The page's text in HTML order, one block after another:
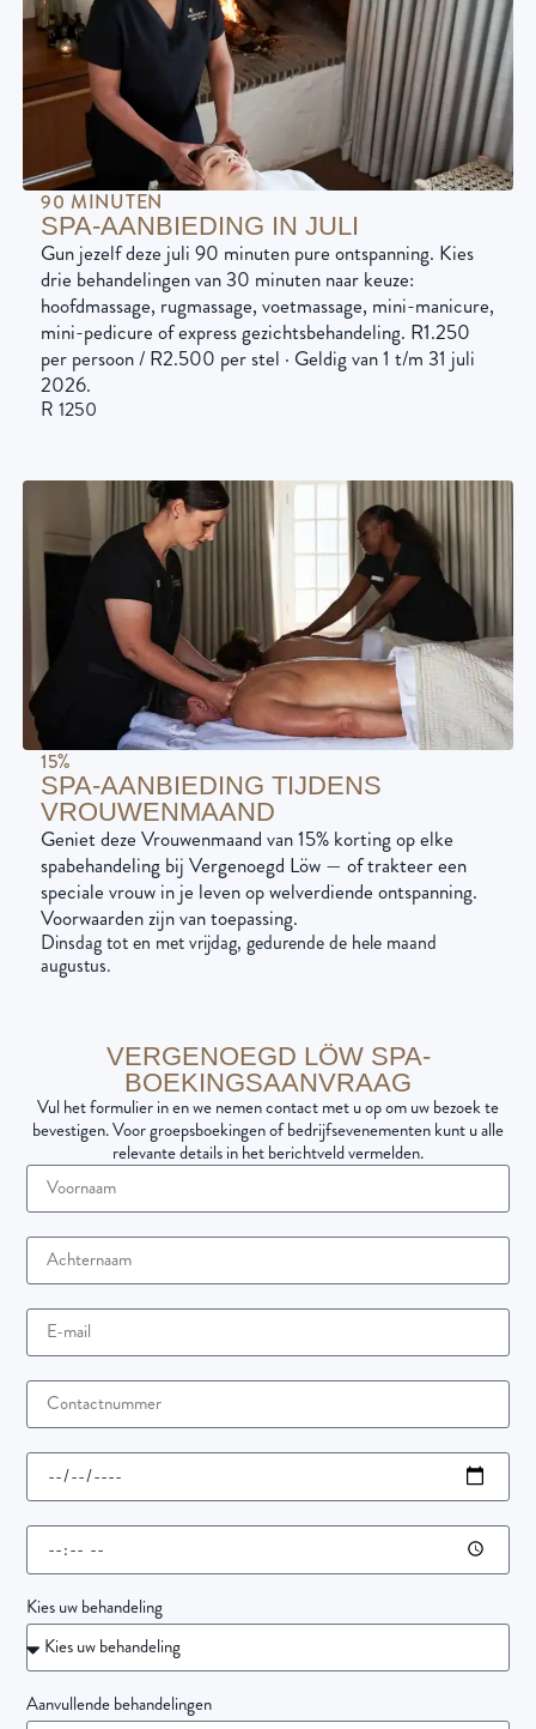
90 MINUTEN
SPA-AANBIEDING IN JULI
Gun jezelf deze juli 90 minuten pure ontspanning. Kies
drie behandelingen van 30 minuten naar keuze:
hoofdmassage, rugmassage, voetmassage, mini-manicure,
mini-pedicure of express gezichtsbehandeling. R1.250
per persoon / R2.500 per stel · Geldig van 1 t/m 31 juli
2026.
R 1250
15%
SPA-AANBIEDING TIJDENS
VROUWENMAAND
Geniet deze Vrouwenmaand van 15% korting op elke
spabehandeling bij Vergenoegd Löw — of trakteer een
speciale vrouw in je leven op welverdiende ontspanning.
Voorwaarden zijn van toepassing.
Dinsdag tot en met vrijdag, gedurende de hele maand
augustus.
VERGENOEGD LÖW SPA-
BOEKINGSAANVRAAG
Vul het formulier in en we nemen contact met u op om uw bezoek te
bevestigen. Voor groepsboekingen of bedrijfsevenementen kunt u alle
relevante details in het berichtveld vermelden.
Kies uw behandeling
Aanvullende behandelingen